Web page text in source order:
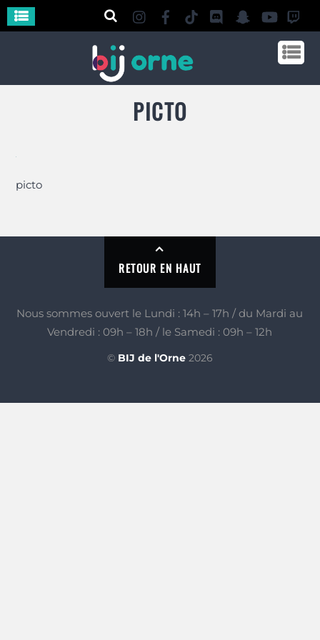
PICTO
picto
RETOUR EN HAUT
Nous sommes ouvert le Lundi : 14h – 17h / du Mardi au
Vendredi : 09h – 18h / le Samedi : 09h – 12h
© BIJ de l'Orne 2026